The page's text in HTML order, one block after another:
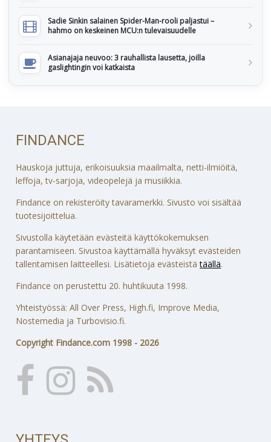
Sadie Sinkin salainen Spider-Man-rooli paljastui –
hahmo on keskeinen MCU:n tulevaisuudelle
Asianajaja neuvoo: 3 rauhallista lausetta, joilla
gaslightingin voi katkaista
FINDANCE
Hauskoja juttuja, erikoisuuksia maailmalta, netti-ilmiöitä,
leffoja, tv-sarjoja, videopelejä ja musiikkia.
Findance on rekisteröity tavaramerkki. Sivusto voi sisältää
tuotesijoittelua.
Sivustolla käytetään evästeitä käyttökokemuksen
parantamiseen. Sivustoa käyttämällä hyväksyt evästeiden
tallentamisen laitteellesi. Lisätietoja evästeistätäällä.
Findance on perustettu 20. huhtikuuta 1998.
Yhteistyössä: All Over Press, High.fi, Improve Media,
Nostemedia ja Turbovisio.fi.
Copyright Findance.com 1998 - 2026